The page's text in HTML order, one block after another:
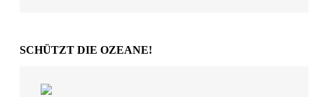
SCHÜTZT DIE OZEANE!